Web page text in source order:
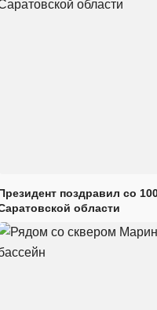
поздравил со
области